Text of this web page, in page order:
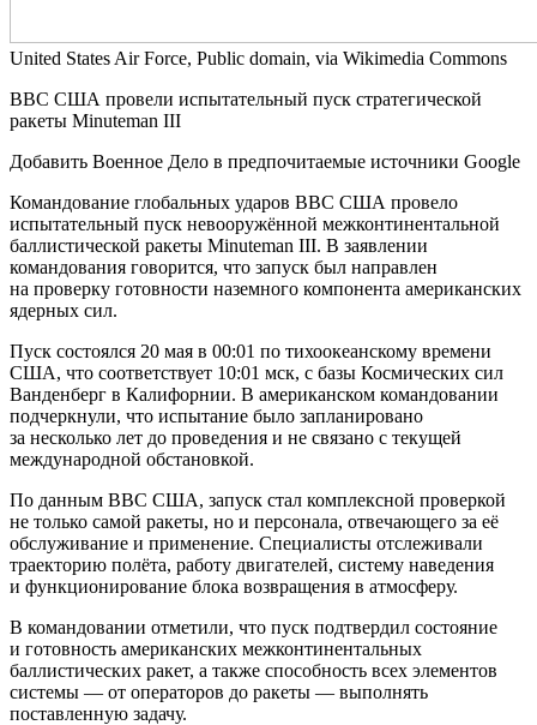
United States Air Force, Public domain, via Wikimedia Commons
ВВС США провели испытательный пуск стратегической
ракеты Minuteman III
Добавить Военное Дело в предпочитаемые источники Google
Командование глобальных ударов ВВС США провело
испытательный пуск невооружённой межконтинентальной
баллистической ракеты Minuteman III. В заявлении
командования говорится, что запуск был направлен
на проверку готовности наземного компонента американских
ядерных сил.
Пуск состоялся 20 мая в 00:01 по тихоокеанскому времени
США, что соответствует 10:01 мск, с базы Космических сил
Ванденберг в Калифорнии. В американском командовании
подчеркнули, что испытание было запланировано
за несколько лет до проведения и не связано с текущей
международной обстановкой.
По данным ВВС США, запуск стал комплексной проверкой
не только самой ракеты, но и персонала, отвечающего за её
обслуживание и применение. Специалисты отслеживали
траекторию полёта, работу двигателей, систему наведения
и функционирование блока возвращения в атмосферу.
В командовании отметили, что пуск подтвердил состояние
и готовность американских межконтинентальных
баллистических ракет, а также способность всех элементов
системы — от операторов до ракеты — выполнять
поставленную задачу.